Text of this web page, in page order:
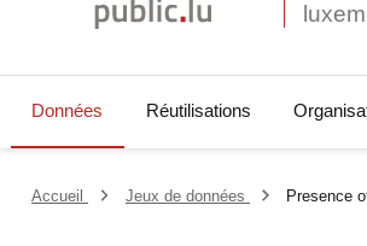
Données Réutilisations
Accueil Jeux de données Presence